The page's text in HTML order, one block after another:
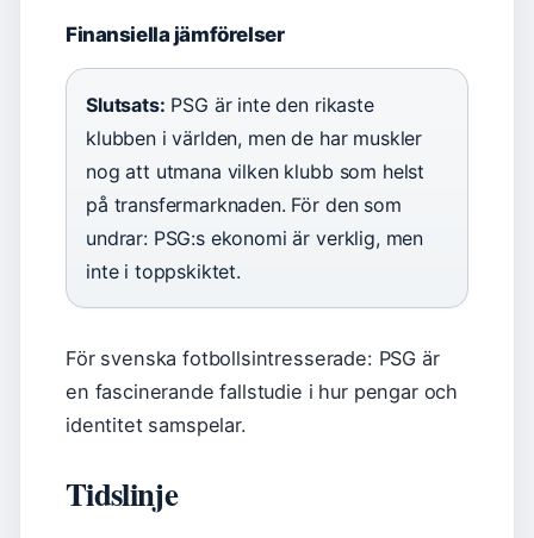
Finansiella jämförelser
Slutsats: PSG är inte den rikaste
klubben i världen, men de har muskler
nog att utmana vilken klubb som helst
på transfermarknaden. För den som
undrar: PSG:s ekonomi är verklig, men
inte i toppskiktet.
För svenska fotbollsintresserade: PSG är
en fascinerande fallstudie i hur pengar och
identitet samspelar.
Tidslinje